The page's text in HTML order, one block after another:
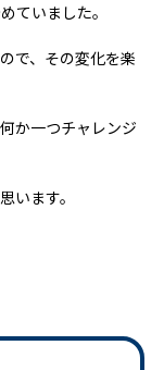
ていました。
で、その変化を楽
か一つチャレンジ
います。